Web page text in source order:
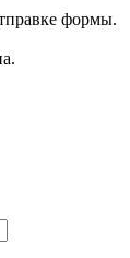
формы.